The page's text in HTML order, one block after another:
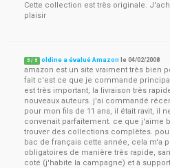
Cette collection est très originale.
plaisir
5 / 5 oldine a évalué Amazon le04/02/2008
amazon est un site vraiment très bien
fait c'est ce que je commande
est très important, la livraison très
nouveaux auteurs. j'ai commandé
pour mon fils de 11 ans, il était ravit, il
convenait parfaitement. ce que j'aime
trouver des collections complètes.
bac de français cette année, cela m'a
obligatoires de manière très rapide,
coté (j'habite la campagne) et à